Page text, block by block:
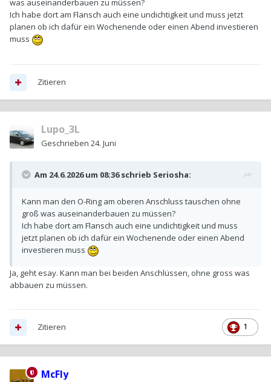
was auseinanderbauen zu müssen?
Ich habe dort am Flansch auch eine undichtigkeit und muss jetzt
planen ob ich dafür ein Wochenende oder einen Abend investieren
muss
Zitieren
Lupo_3L
Geschrieben 24. Juni
Am 24.6.2026 um 08:36 schrieb Seriosha:
Kann man den O-Ring am oberen Anschluss tauschen ohne
groß was auseinanderbauen zu müssen?
Ich habe dort am Flansch auch eine undichtigkeit und muss
jetzt planen ob ich dafür ein Wochenende oder einen Abend
investieren muss
Ja, geht esay. Kann man bei beiden Anschlüssen, ohne gross was
abbauen zu müssen.
1
Zitieren
McFly